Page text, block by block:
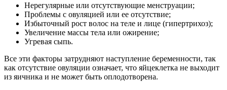
Нерегулярные или отсутствующие менструации;
Проблемы с овуляцией или ее отсутствие;
Избыточный рост волос на теле и лице (гипертрихоз);
Увеличение массы тела или ожирение;
Угревая сыпь.
Все эти факторы затрудняют наступление беременности, так
как отсутствие овуляции означает, что яйцеклетка не выходит
из яичника и не может быть оплодотворена.